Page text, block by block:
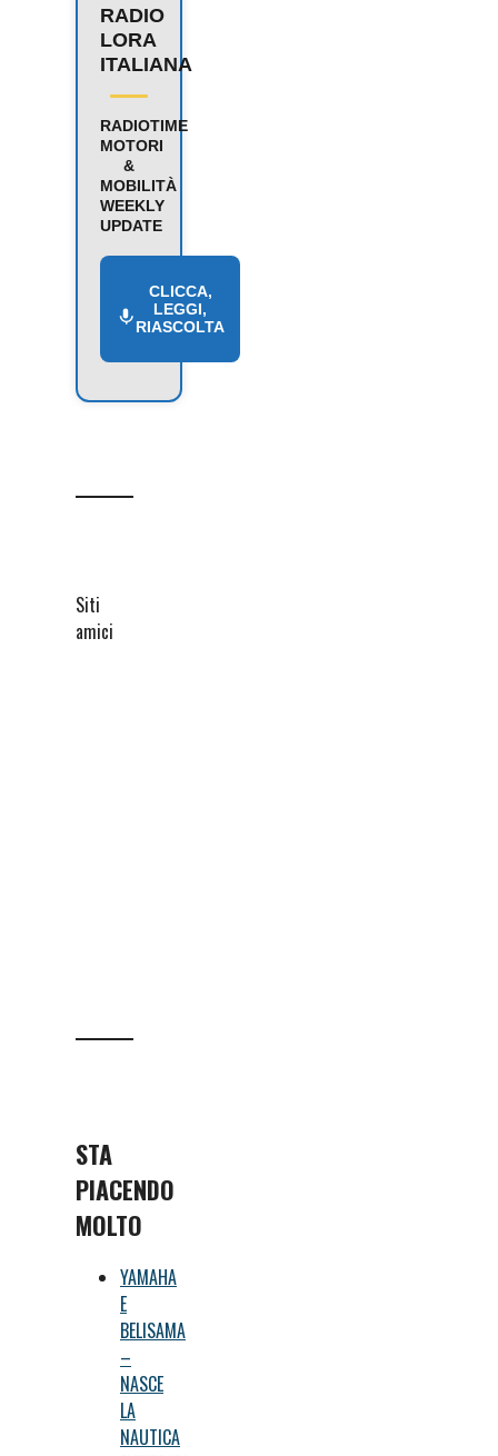
RADIO
LORA
ITALIANA
RADIOTIME
MOTORI
&
MOBILITÀ
WEEKLY
UPDATE
CLICCA,
LEGGI,
RIASCOLTA
Siti
amici
STA
PIACENDO
MOLTO
YAMAHA
E
BELISAMA
–
NASCE
LA
NAUTICA